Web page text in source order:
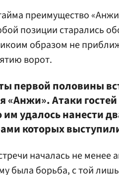
преимущество
позиции старались
образом не
ворот.
первой половины
«Анжи». Атаки
им удалось нанести
которых
началась не менее
была борьба, с той